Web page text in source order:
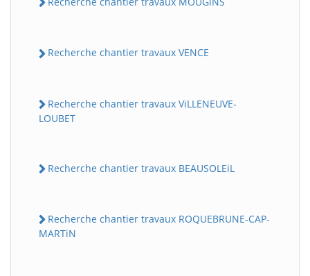
Recherche chantier travaux VENCE
Recherche chantier travaux ViLLENEUVE-
LOUBET
Recherche chantier travaux BEAUSOLEiL
Recherche chantier travaux ROQUEBRUNE-CAP-
MARTiN